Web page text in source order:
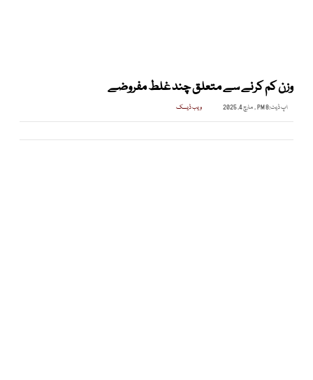
وزن کم کرنے سے متعلق چند غلط مفروضے
اپ ڈیٹ:8 PM , مارچ 4, 2025 ویب ڈیسک